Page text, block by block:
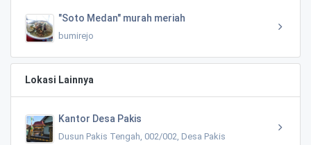
"Soto Medan" murah meriah
bumirejo
Lokasi Lainnya
Kantor Desa Pakis
Dusun Pakis Tengah, 002/002, Desa Pakis